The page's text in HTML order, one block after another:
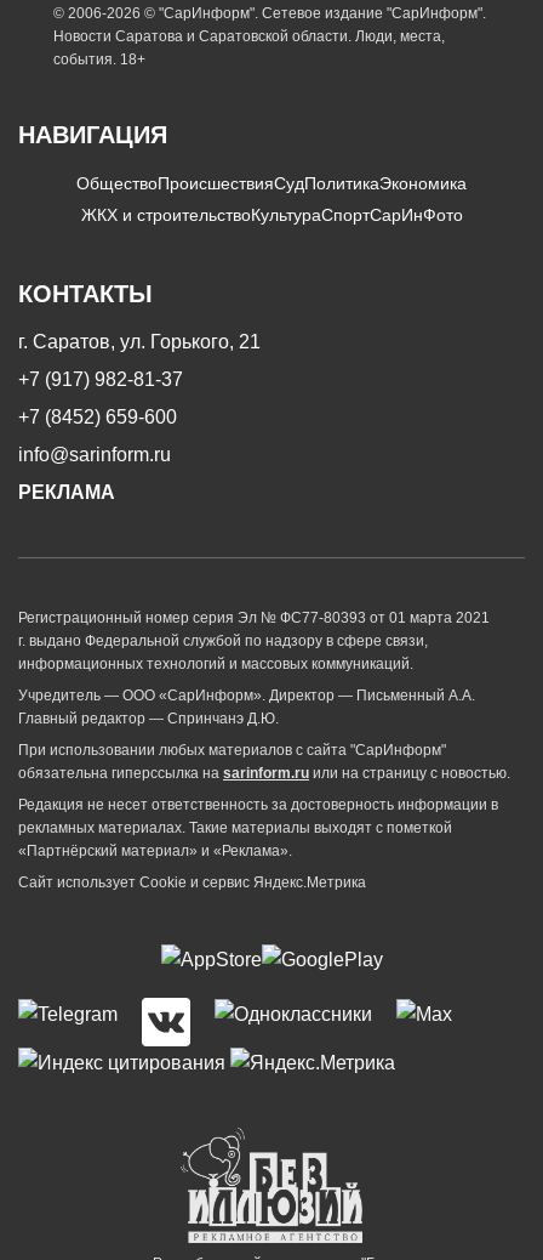
© 2006-2026 © "СарИнформ". Сетевое издание "СарИнформ".
Новости Саратова и Саратовской области. Люди, места,
события. 18+
НАВИГАЦИЯ
ОбществоПроисшествияСудПолитикаЭкономика
ЖКХ и строительствоКультураСпортСарИнФото
КОНТАКТЫ
г. Саратов, ул. Горького, 21
+7 (917) 982-81-37
+7 (8452) 659-600
info@sarinform.ru
РЕКЛАМА
Регистрационный номер серия Эл № ФС77-80393 от 01 марта 2021
г. выдано Федеральной службой по надзору в сфере связи,
информационных технологий и массовых коммуникаций.
Учредитель — ООО «СарИнформ». Директор — Письменный А.А.
Главный редактор — Спринчанэ Д.Ю.
При использовании любых материалов с сайта "СарИнформ"
обязательна гиперссылка на sarinform.ru или на страницу с новостью.
Редакция не несет ответственность за достоверность информации в
рекламных материалах. Такие материалы выходят с пометкой
«Партнёрский материал» и «Реклама».
Сайт использует Cookie и сервиc Яндекс.Метрика